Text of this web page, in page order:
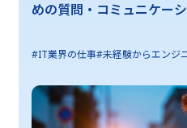
めの質問・コミュニケー
#IT業界の仕事#未経験からエンジ